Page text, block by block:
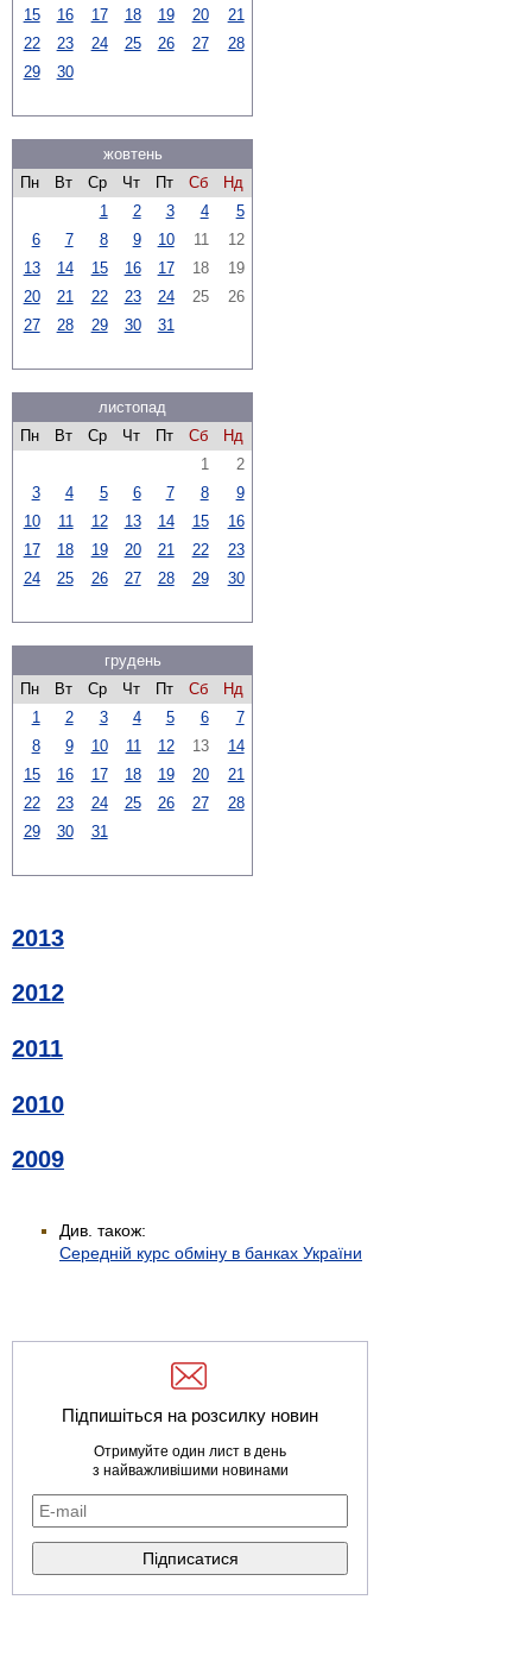
15 16 17 18 19 20
21
22
23 24 25 26 27
28
29
30
жовтень
Пн
Вт Ср Чт Пт Сб
Нд
1
2 3 4
5
6
7 8 9 10 11
12
13
14 15 16 17 18
19
20
21 22 23 24 25
26
27
28 29 30 31
листопад
Пн
Вт Ср Чт Пт Сб
Нд
1
2
3
4 5 6 7 8
9
10
11 12 13 14 15
16
17
18 19 20 21 22
23
24
25 26 27 28 29 30
грудень
Пн
Вт Ср Чт Пт Сб
Нд
1
2 3 4 5 6
7
8
9 10 11 12 13
14
15
16 17 18 19 20
21
22
23 24 25 26 27
28
29
30 31
2013
2012
2011
2010
2009
Див. також:
Середній курс обміну в банках України
Підпишіться на розсилку новин
Отримуйте один лист в день
з найважливішими новинами